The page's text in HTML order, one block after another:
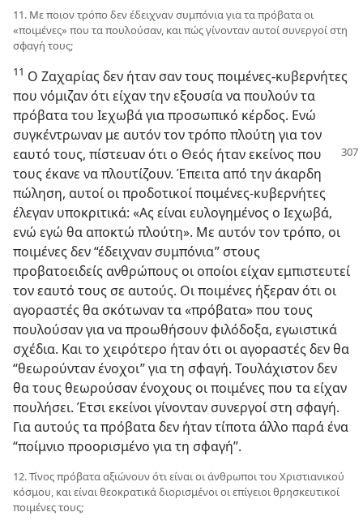
11. Με ποιον τρόπο δεν έδειχναν συμπόνια για τα πρόβατα οι
«ποιμένες» που τα πουλούσαν, και πώς γίνονταν αυτοί συνεργοί στη
σφαγή τους;
11 Ο Ζαχαρίας δεν ήταν σαν τους ποιμένες⁠-⁠κυβερνήτες
που νόμιζαν ότι είχαν την εξουσία να πουλούν τα
πρόβατα του Ιεχωβά για προσωπικό κέρδος. Ενώ
συγκέντρωναν με αυτόν τον τρόπο πλούτη για τον
εαυτό τους, πίστευαν ότι ο Θεός ήταν εκείνος που
τους έκανε να πλουτίζουν. Έπειτα από την άκαρδη
πώληση, αυτοί οι προδοτικοί ποιμένες⁠-⁠κυβερνήτες
έλεγαν υποκριτικά: «Ας είναι ευλογημένος ο Ιεχωβά,
ενώ εγώ θα αποκτώ πλούτη». Με αυτόν τον τρόπο, οι
ποιμένες δεν “έδειχναν συμπόνια” στους
προβατοειδείς ανθρώπους οι οποίοι είχαν εμπιστευτεί
τον εαυτό τους σε αυτούς. Οι ποιμένες ήξεραν ότι οι
αγοραστές θα σκότωναν τα «πρόβατα» που τους
πουλούσαν για να προωθήσουν φιλόδοξα, εγωιστικά
σχέδια. Και το χειρότερο ήταν ότι οι αγοραστές δεν θα
“θεωρούνταν ένοχοι” για τη σφαγή. Τουλάχιστον δεν
θα τους θεωρούσαν ένοχους οι ποιμένες που τα είχαν
πουλήσει. Έτσι εκείνοι γίνονταν συνεργοί στη σφαγή.
Για αυτούς τα πρόβατα δεν ήταν τίποτα άλλο παρά ένα
“ποίμνιο προορισμένο για τη σφαγή”.
12. Τίνος πρόβατα αξιώνουν ότι είναι οι άνθρωποι του Χριστιανικού
κόσμου, και είναι θεοκρατικά διορισμένοι οι επίγειοι θρησκευτικοί
ποιμένες τους;